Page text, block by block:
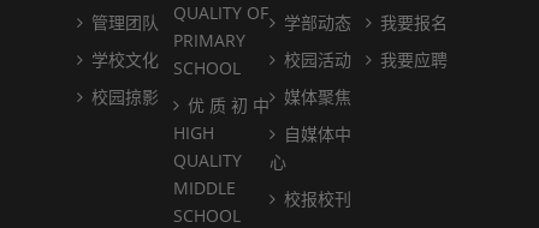
管理团队
学校文化
校园掠影
QUALITY OF
PRIMARY
SCHOOL
优 质 初 中
HIGH
QUALITY
MIDDLE
SCHOOL
学部动态
校园活动
媒体聚焦
自媒体中
心
校报校刊
我要报名
我要应聘